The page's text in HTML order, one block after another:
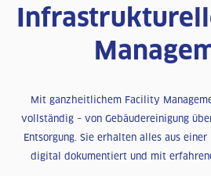
Mit ganzheitlichem Facility
vollständig – von Gebäudereinigung
Entsorgung. Sie erhalten alles aus
digital dokumentiert und mit